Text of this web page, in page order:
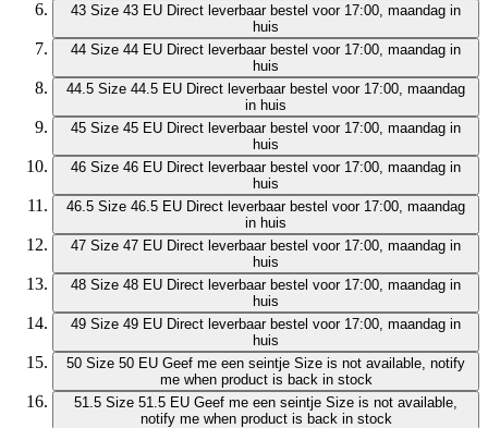
43 Size 43 EU Direct leverbaar bestel voor 17:00, maandag in
huis
44 Size 44 EU Direct leverbaar bestel voor 17:00, maandag in
huis
44.5 Size 44.5 EU Direct leverbaar bestel voor 17:00, maandag
in huis
45 Size 45 EU Direct leverbaar bestel voor 17:00, maandag in
huis
46 Size 46 EU Direct leverbaar bestel voor 17:00, maandag in
huis
46.5 Size 46.5 EU Direct leverbaar bestel voor 17:00, maandag
in huis
47 Size 47 EU Direct leverbaar bestel voor 17:00, maandag in
huis
48 Size 48 EU Direct leverbaar bestel voor 17:00, maandag in
huis
49 Size 49 EU Direct leverbaar bestel voor 17:00, maandag in
huis
50 Size 50 EU Geef me een seintje Size is not available, notify
me when product is back in stock
51.5 Size 51.5 EU Geef me een seintje Size is not available,
notify me when product is back in stock